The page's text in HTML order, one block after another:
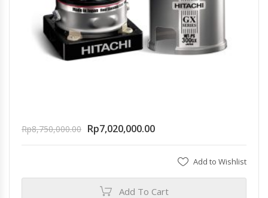
Rp8,750,000.00 Rp7,020,000.00
Add to Wishlist
Add To Cart